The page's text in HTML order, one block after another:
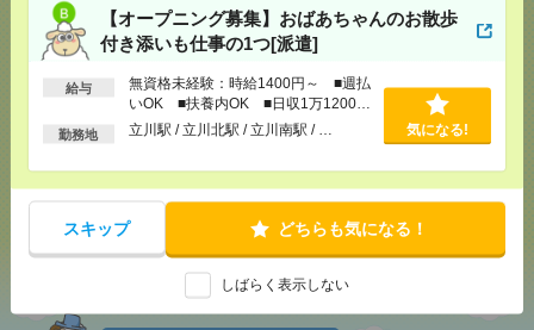
【オープニング募集】おばあちゃんのお散歩
付き添いも仕事の1つ[派遣]
給与
無資格未経験：時給1400円～ ■週払
いOK ■扶養内OK ■日収1万1200円
以上
勤務地 立川駅 / 立川北駅 / 立川南駅 / … 気になる!
スキップ どちらも気になる！
しばらく表示しない
応募ページへ
気になる！
メール LINE
シェア ツイート ブックマーク